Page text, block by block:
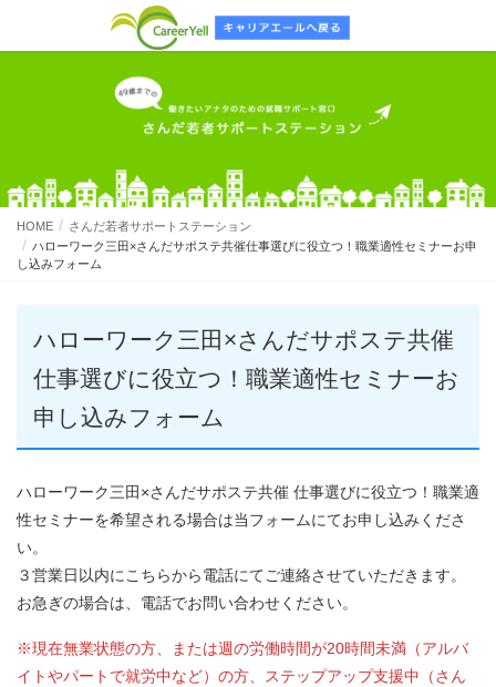
HOME
さんだ若者サポートステーション
ハローワーク三田×さんだサポステ共催仕事選びに役立つ！職業適性セミナーお申
し込みフォーム
ハローワーク三田×さんだサポステ共催
仕事選びに役立つ！職業適性セミナーお
申し込みフォーム
ハローワーク三田×さんだサポステ共催 仕事選びに役立つ！職業適
性セミナーを希望される場合は当フォームにてお申し込みくださ
い。
３営業日以内にこちらから電話にてご連絡させていただきます。
お急ぎの場合は、電話でお問い合わせください。
※現在無業状態の方、または週の労働時間が20時間未満（アルバ
イトやパートで就労中など）の方、ステップアップ支援中（さん